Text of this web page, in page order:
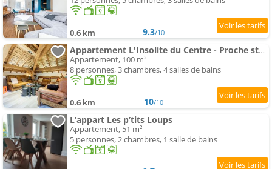
0.6 km 9.3/10
Appartement L'Insolite du Centre - Proche station Mauselaine
Appartement, 100 m²
8 personnes, 3 chambres, 4 salles de bains
0.6 km 10/10
L’appart Les p’tits Loups
Appartement, 51 m²
5 personnes, 2 chambres, 1 salle de bains